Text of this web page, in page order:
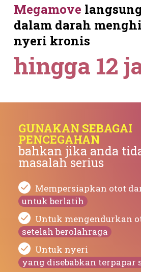
Megamove
dalam darah
nyeri kronis
hingga 12
GUNAKAN SEBAGAI
PENCEGAHAN
bahkan jika anda
masalah serius
Mempersiapkan otot
untuk berlatih
Untuk mengendurkan
setelah berolahraga
Untuk nyeri
yang disebabkan terpapar